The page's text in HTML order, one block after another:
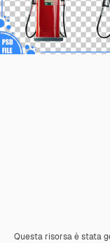
Questa risorsa è stata